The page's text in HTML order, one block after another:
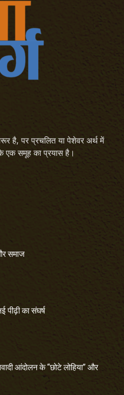
है, पर प्रचलित या पेशेवर अर्थ में
एक समूह का प्रयास है।
समाज
पीढ़ी का संघर्ष
आंदोलन के “छोटे लोहिया” और